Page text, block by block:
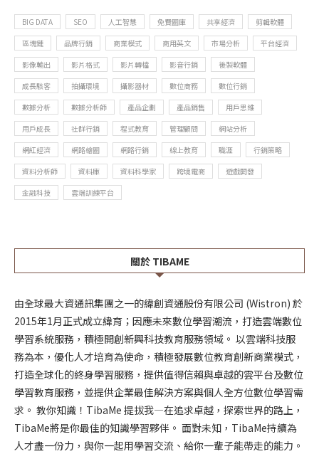
BIG DATA SEO 人工智慧 免費圖庫 共享經濟
剪輯軟體
區塊鏈
品牌行銷 商業模式 商用英文 市場分析
平台經濟
影像輸出
影片格式 影片轉檔 影音行銷
後製軟體
成長駭客
拍攝環境 攝影器材 數位商務
數位行銷
數據分析
數據分析師 產品企劃 產品銷售
用戶思維
用戶成長
社群行銷 程式教育 管理顧問
網站分析
網紅經濟
網路繪圖 網路行銷 線上教育 職涯
行銷策略
資料分析師
資料庫 資料科學家 跨境電商
遊戲開發
金融科技
雲端訓練平台
關於 TIBAME
由全球最大資通訊集團之一的緯創資通股份有限公司 (Wistron) 於
2015年1月正式成立緯育；因應未來數位學習潮流，打造雲端數位
學習系統服務，積極開創新興科技教育服務領域。 以雲端科技服
務為本，優化人才培育為使命，積極發展數位教育創新商業模式，
打造全球化的終身學習服務，提供值得信賴與卓越的雲平台及數位
學習教育服務，並提供企業最佳解決方案與個人全方位數位學習需
求。 教你知識！TibaMe 提拔我—在追求卓越，探索世界的路上，
TibaMe將是你最佳的知識學習夥伴。 面對未知，TibaMe持續為
人才盡一份力，與你一起用學習交流、給你一輩子能帶走的能力。